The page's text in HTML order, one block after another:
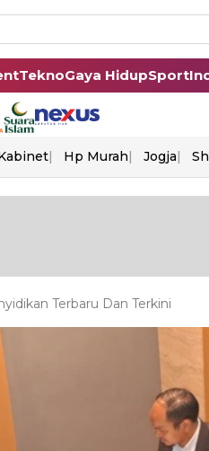
TeknoGaya HidupSport
Hp Murah Jogja
Terbaru Dan Terkini